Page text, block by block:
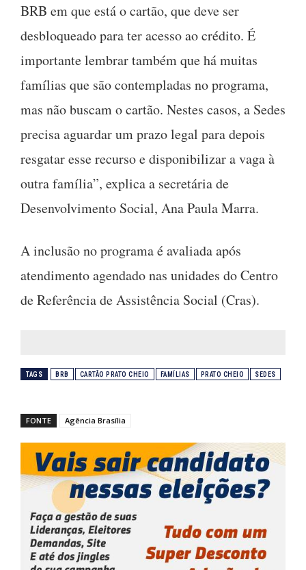
BRB em que está o cartão, que deve ser
desbloqueado para ter acesso ao crédito. É
importante lembrar também que há muitas
famílias que são contempladas no programa,
mas não buscam o cartão. Nestes casos, a Sedes
precisa aguardar um prazo legal para depois
resgatar esse recurso e disponibilizar a vaga à
outra família”, explica a secretária de
Desenvolvimento Social, Ana Paula Marra.
A inclusão no programa é avaliada após
atendimento agendado nas unidades do Centro
de Referência de Assistência Social (Cras).
TAGS BRB CARTÃO PRATO CHEIO FAMÍLIAS PRATO CHEIO SEDES
FONTE Agência Brasília